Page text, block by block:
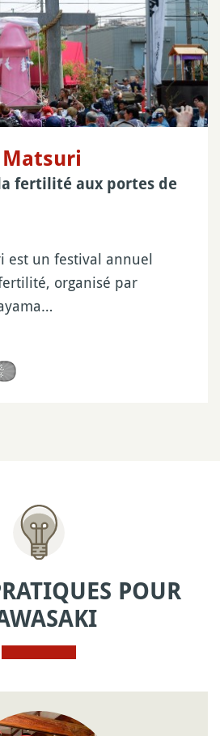
Matsuri
fertilité aux portes de
est un festival annuel
organisé par
POUR